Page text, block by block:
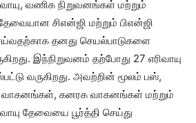
வணிக நிறுவனங்கள் மற்றும்
சிஎன்ஜி மற்றும் பிஎன்ஜி
தனது செயல்பாடுகளை
இந்நிறுவனம் தற்போது 27 எரிவாயு
வருகிறது. அவற்றின் மூலம் பஸ்,
வாகனங்கள், கனரக வாகனங்கள் மற்றும்
தேவையை பூர்த்தி செய்து